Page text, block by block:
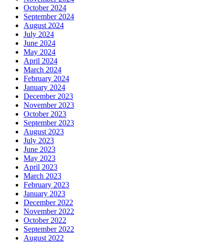
October 2024
September 2024
August 2024
July 2024
June 2024
May 2024
April 2024
March 2024
February 2024
January 2024
December 2023
November 2023
October 2023
September 2023
August 2023
July 2023
June 2023
May 2023
April 2023
March 2023
February 2023
January 2023
December 2022
November 2022
October 2022
September 2022
August 2022